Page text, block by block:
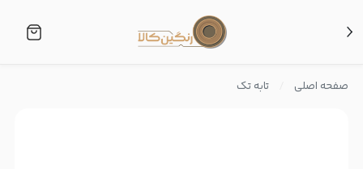
صفحه اصلی تابه تک